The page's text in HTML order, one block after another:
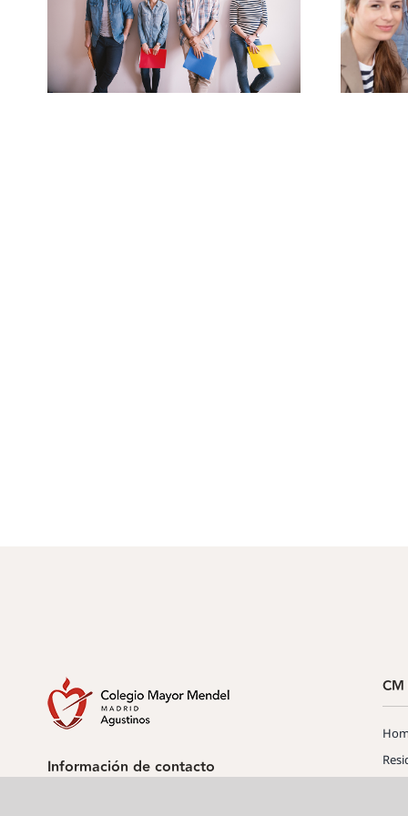
las notas de corte
más alta
Información de contacto